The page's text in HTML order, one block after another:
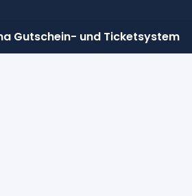
Gutschein- und Ticketsystem